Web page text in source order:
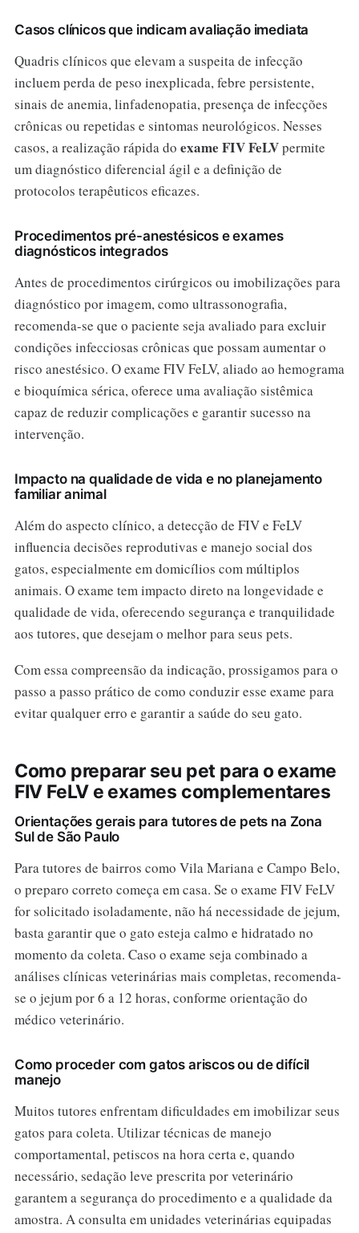
Casos clínicos que indicam avaliação imediata
Quadris clínicos que elevam a suspeita de infecção
incluem perda de peso inexplicada, febre persistente,
sinais de anemia, linfadenopatia, presença de infecções
crônicas ou repetidas e sintomas neurológicos. Nesses
casos, a realização rápida do exame FIV FeLVpermite
um diagnóstico diferencial ágil e a definição de
protocolos terapêuticos eficazes.
Procedimentos pré-anestésicos e exames
diagnósticos integrados
Antes de procedimentos cirúrgicos ou imobilizações para
diagnóstico por imagem, como ultrassonografia,
recomenda-se que o paciente seja avaliado para excluir
condições infecciosas crônicas que possam aumentar o
risco anestésico. O exame FIV FeLV, aliado ao hemograma
e bioquímica sérica, oferece uma avaliação sistêmica
capaz de reduzir complicações e garantir sucesso na
intervenção.
Impacto na qualidade de vida e no planejamento
familiar animal
Além do aspecto clínico, a detecção de FIV e FeLV
influencia decisões reprodutivas e manejo social dos
gatos, especialmente em domicílios com múltiplos
animais. O exame tem impacto direto na longevidade e
qualidade de vida, oferecendo segurança e tranquilidade
aos tutores, que desejam o melhor para seus pets.
Com essa compreensão da indicação, prossigamos para o
passo a passo prático de como conduzir esse exame para
evitar qualquer erro e garantir a saúde do seu gato.
Como preparar seu pet para o exame
FIV FeLV e exames complementares
Orientações gerais para tutores de pets na Zona
Sul de São Paulo
Para tutores de bairros como Vila Mariana e Campo Belo,
o preparo correto começa em casa. Se o exame FIV FeLV
for solicitado isoladamente, não há necessidade de jejum,
basta garantir que o gato esteja calmo e hidratado no
momento da coleta. Caso o exame seja combinado a
análises clínicas veterinárias mais completas, recomenda-
se o jejum por 6 a 12 horas, conforme orientação do
médico veterinário.
Como proceder com gatos ariscos ou de difícil
manejo
Muitos tutores enfrentam dificuldades em imobilizar seus
gatos para coleta. Utilizar técnicas de manejo
comportamental, petiscos na hora certa e, quando
necessário, sedação leve prescrita por veterinário
garantem a segurança do procedimento e a qualidade da
amostra. A consulta em unidades veterinárias equipadas